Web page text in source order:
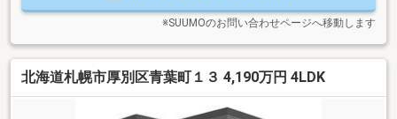
※SUUMOのお問い合わせページへ移動します
北海道札幌市厚別区青葉町１３ 4,190万円 4LDK